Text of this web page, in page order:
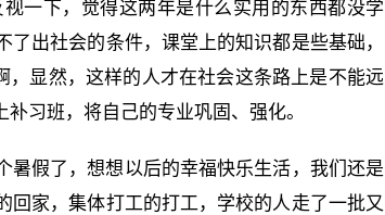
一下，觉得这两年是什么实用的东西都没学
出社会的条件，课堂上的知识都是些基础，
显然，这样的人才在社会这条路上是不能远
习班，将自己的专业巩固、强化。
假了，想想以后的幸福快乐生活，我们还是
家，集体打工的打工，学校的人走了一批又